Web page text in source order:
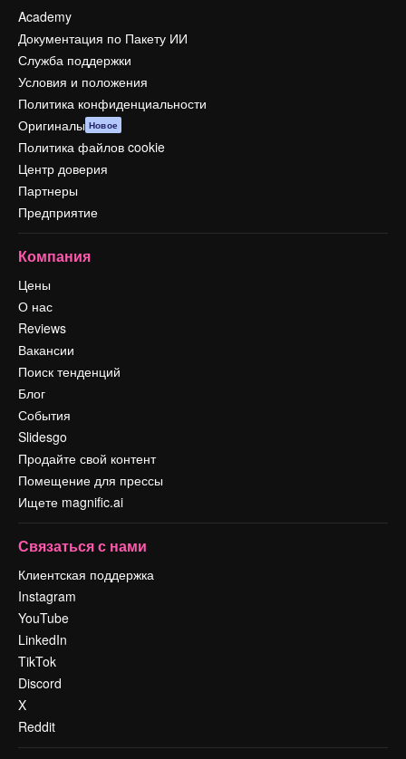
Academy
Документация по Пакету ИИ
Служба поддержки
Условия и положения
Политика конфиденциальности
Оригиналы Новое
Политика файлов cookie
Центр доверия
Партнеры
Предприятие
Компания
Цены
О нас
Reviews
Вакансии
Поиск тенденций
Блог
События
Slidesgo
Продайте свой контент
Помещение для прессы
Ищете magnific.ai
Связаться с нами
Клиентская поддержка
Instagram
YouTube
LinkedIn
TikTok
Discord
X
Reddit